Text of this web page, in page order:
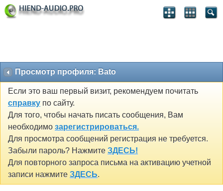
Просмотр профиля: Bato
Если это ваш первый визит, рекомендуем почитать
справку по сайту.
Для того, чтобы начать писать сообщения, Вам
необходимо зарегистрироваться.
Для просмотра сообщений регистрация не требуется.
Забыли пароль? Нажмите ЗДЕСЬ!
Для повторного запроса письма на активацию учетной
записи нажмите ЗДЕСЬ.